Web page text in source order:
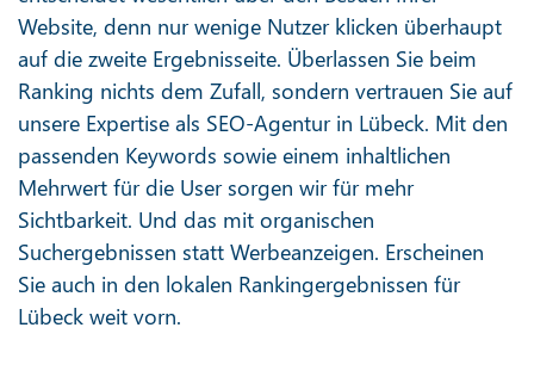
Website, denn nur wenige Nutzer klicken überhaupt
auf die zweite Ergebnisseite. Überlassen Sie beim
Ranking nichts dem Zufall, sondern vertrauen Sie auf
unsere Expertise als SEO-Agentur in Lübeck. Mit den
passenden Keywords sowie einem inhaltlichen
Mehrwert für die User sorgen wir für mehr
Sichtbarkeit. Und das mit organischen
Suchergebnissen statt Werbeanzeigen. Erscheinen
Sie auch in den lokalen Rankingergebnissen für
Lübeck weit vorn.